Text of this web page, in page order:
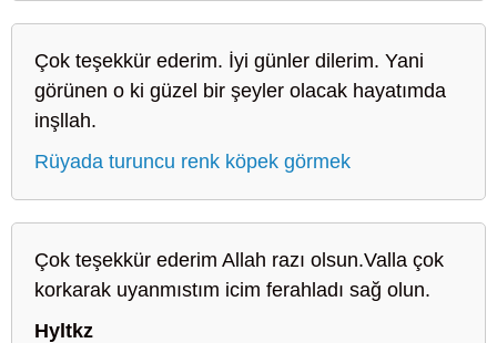
Çok teşekkür ederim. İyi günler dilerim. Yani
görünen o ki güzel bir şeyler olacak hayatımda
inşllah.
Rüyada turuncu renk köpek görmek
Çok teşekkür ederim Allah razı olsun.Valla çok
korkarak uyanmıstım icim ferahladı sağ olun.
Hyltkz